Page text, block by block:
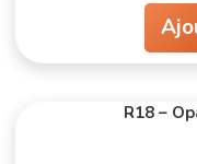
R18 –